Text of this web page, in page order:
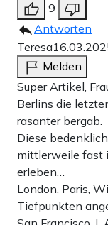
Niemand stört
jedenfalls noch
verwiesen wird.
angeregt an und
my cumslut“ wohl
offen gestanden
sieht, hat man
psychologische
gleichen das für
9
Antworten
Teresa
Melden
Super Artikel,
Berlins die
rasanter bergab.
Diese
mittlerweile fast
erleben…
London, Paris,
Tiefpunkten